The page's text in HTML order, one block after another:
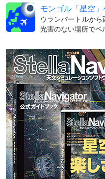
モンゴル「星空
ウランバートルから
光害のない場所でペ